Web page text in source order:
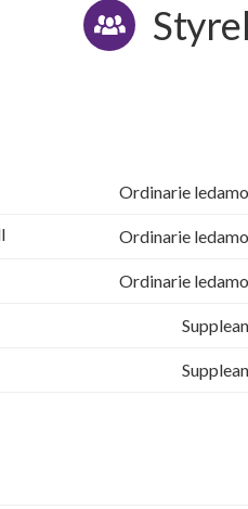
Ordinarie
Ordinarie
Ordinarie